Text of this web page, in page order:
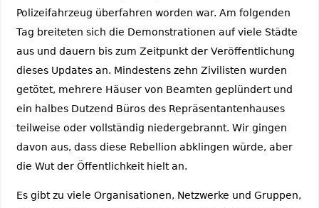
Polizeifahrzeug überfahren worden war. Am folgenden
Tag breiteten sich die Demonstrationen auf viele Städte
aus und dauern bis zum Zeitpunkt der Veröffentlichung
dieses Updates an. Mindestens zehn Zivilisten wurden
getötet, mehrere Häuser von Beamten geplündert und
ein halbes Dutzend Büros des Repräsentantenhauses
teilweise oder vollständig niedergebrannt. Wir gingen
davon aus, dass diese Rebellion abklingen würde, aber
die Wut der Öffentlichkeit hielt an.
Es gibt zu viele Organisationen, Netzwerke und Gruppen,